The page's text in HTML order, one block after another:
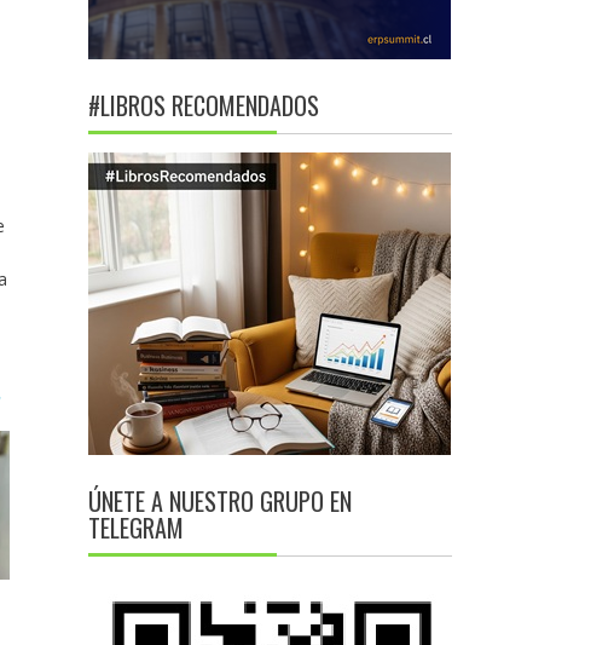
#LIBROS RECOMENDADOS
ÚNETE A NUESTRO GRUPO EN
TELEGRAM